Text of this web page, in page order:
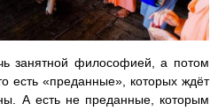
занятной философией, а потом
есть «преданные», которых ждёт
А есть не преданные, которым